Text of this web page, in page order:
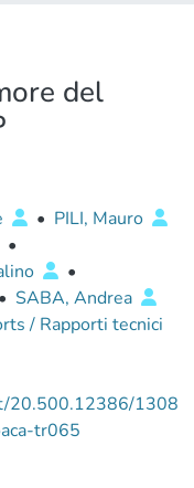
del
• PILI, Mauro
•
•
• SABA, Andrea
/ Rapporti tecnici
20.500.12386/1308
tr065